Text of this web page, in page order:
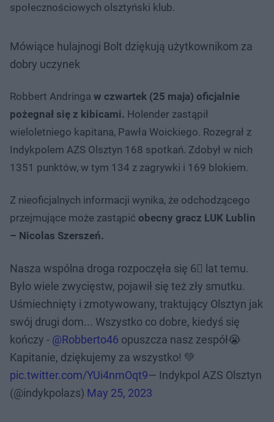
społecznościowych olsztyński klub.
Mówiące hulajnogi Bolt dziękują użytkownikom za
dobry uczynek
Robbert Andringa w czwartek (25 maja) oficjalnie
pożegnał się z kibicami. Holender zastąpił
wieloletniego kapitana, Pawła Woickiego. Rozegrał z
Indykpolem AZS Olsztyn 168 spotkań. Zdobył w nich
1351 punktów, w tym 134 z zagrywki i 169 blokiem.
Z nieoficjalnych informacji wynika, że odchodzącego
przejmujące może zastąpić obecny gracz LUK Lublin
– Nicolas Szerszeń.
Nasza wspólna droga rozpoczęła się 6⃣ lat temu.
Było wiele zwycięstw, pojawił się też zły smutku.
Uśmiechnięty i zmotywowany, traktujący Olsztyn jak
swój drugi dom... Wszystko co dobre, kiedyś się
kończy - @Robberto46 opuszcza nasz zespół😭
Kapitanie, dziękujemy za wszystko! 💚
pic.twitter.com/YUi4nmOqt9— Indykpol AZS Olsztyn
(@indykpolazs) May 25, 2023